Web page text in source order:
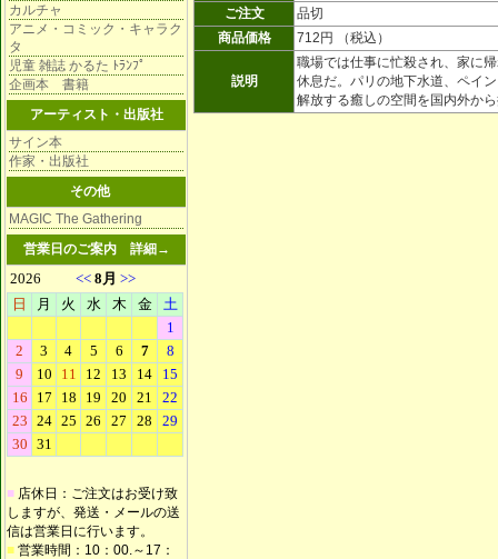
カルチャ
アニメ・コミック・キャラク
タ
児童 雑誌 かるた ﾄﾗﾝﾌﾟ
企画本 書籍
アーティスト・出版社
サイン本
作家・出版社
その他
MAGIC The Gathering
営業日のご案内 詳細→
■ 店休日：ご注文はお受け致
しますが、発送・メールの送
信は営業日に行います。
■ 営業時間：10：00.～17：
ご注文
品切
商品価格
712円 （税込）
説明
職場では仕事に忙殺され、家に
休息だ。パリの地下水道、ペイ
解放する癒しの空間を国内外か